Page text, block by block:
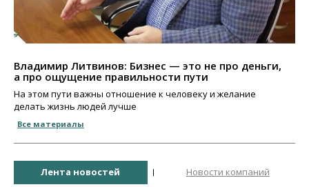
Владимир Литвинов: Бизнес — это не про деньги,
а про ощущение правильности пути
На этом пути важны отношение к человеку и желание
делать жизнь людей лучше
Все материалы
Лента новостей Новости компаний